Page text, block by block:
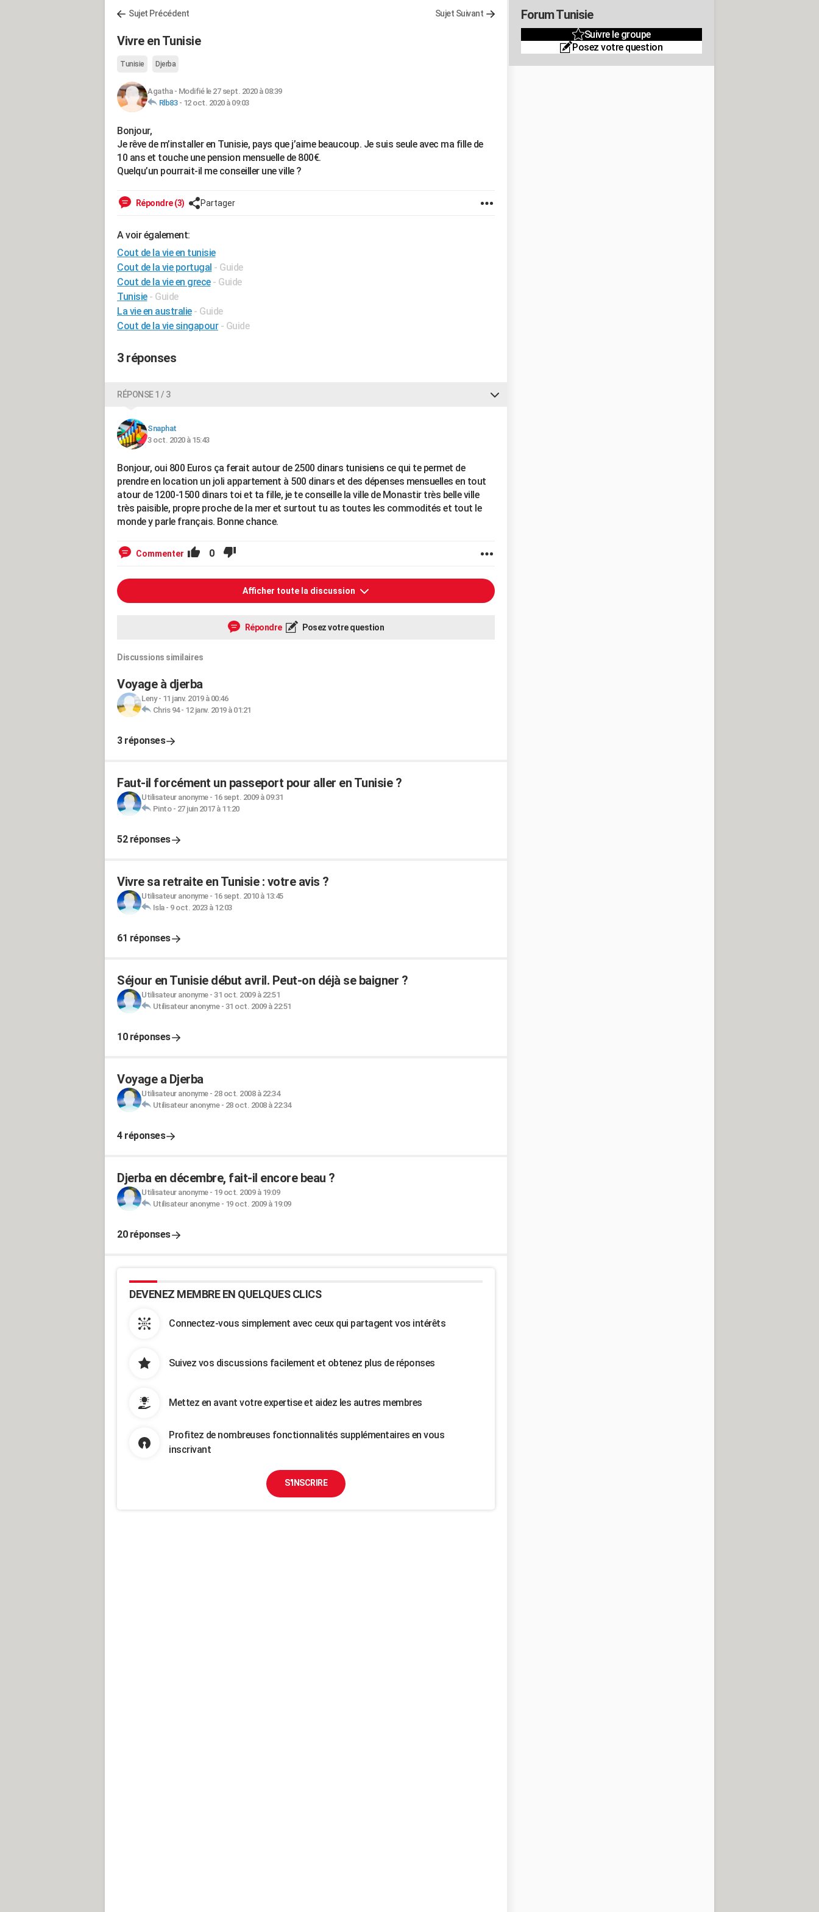
Sujet Précédent Sujet Suivant
Vivre en Tunisie
Tunisie Djerba
Agatha- Modifié le 27 sept. 2020 à 08:39
Rlb83- 12 oct. 2020 à 09:03
Bonjour,
Je rêve de m’installer en Tunisie, pays que j’aime beaucoup. Je suis seule avec ma fille de
10 ans et touche une pension mensuelle de 800€.
Quelqu’un pourrait-il me conseiller une ville ?
Répondre (3) Partager
A voir également:
Cout de la vie en tunisie
Cout de la vie portugal - Guide
Cout de la vie en grece - Guide
Tunisie - Guide
La vie en australie - Guide
Cout de la vie singapour - Guide
3 réponses
RÉPONSE 1 / 3
Snaphat
3 oct. 2020 à 15:43
Bonjour, oui 800 Euros ça ferait autour de 2500 dinars tunisiens ce qui te permet de
prendre en location un joli appartement à 500 dinars et des dépenses mensuelles en tout
atour de 1200-1500 dinars toi et ta fille, je te conseille la ville de Monastir très belle ville
très paisible, propre proche de la mer et surtout tu as toutes les commodités et tout le
monde y parle français. Bonne chance.
Commenter 0
Afficher toute la discussion
Répondre Posez votre question
Discussions similaires
Voyage à djerba
Leny- 11 janv. 2019 à 00:46
Chris 94- 12 janv. 2019 à 01:21
3 réponses
Faut-il forcément un passeport pour aller en Tunisie ?
Utilisateur anonyme- 16 sept. 2009 à 09:31
Pinto- 27 juin 2017 à 11:20
52 réponses
Vivre sa retraite en Tunisie : votre avis ?
Utilisateur anonyme- 16 sept. 2010 à 13:45
Isla- 9 oct. 2023 à 12:03
61 réponses
Séjour en Tunisie début avril. Peut-on déjà se baigner ?
Utilisateur anonyme- 31 oct. 2009 à 22:51
Utilisateur anonyme- 31 oct. 2009 à 22:51
10 réponses
Voyage a Djerba
Utilisateur anonyme- 28 oct. 2008 à 22:34
Utilisateur anonyme- 28 oct. 2008 à 22:34
4 réponses
Djerba en décembre, fait-il encore beau ?
Utilisateur anonyme- 19 oct. 2009 à 19:09
Utilisateur anonyme- 19 oct. 2009 à 19:09
20 réponses
DEVENEZ MEMBRE EN QUELQUES CLICS
Connectez-vous simplement avec ceux qui partagent vos intérêts
Suivez vos discussions facilement et obtenez plus de réponses
Mettez en avant votre expertise et aidez les autres membres
Profitez de nombreuses fonctionnalités supplémentaires en vous
inscrivant
S'INSCRIRE
Forum Tunisie
Suivre le groupe
Posez votre question